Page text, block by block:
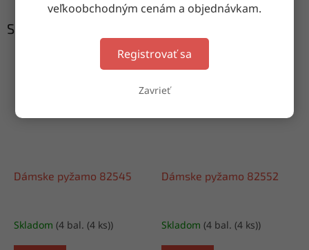
veľkoobchodným cenám a objednávkam.
Registrovať sa
Zavrieť
Súvisiaci tovar
Dámske pyžamo 82545
Skladom (4 bal. (4 ks))
Dámske pyžamo 82552
Skladom (4 bal. (4 ks))